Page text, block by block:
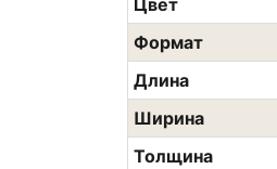
Цвет
Формат
Длина
Ширина
Толщина